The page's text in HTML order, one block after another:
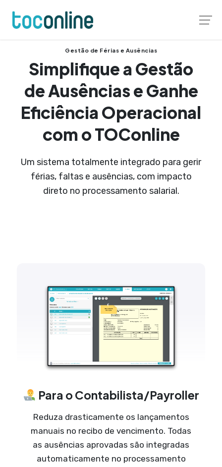
Gestão de Férias e Ausências
Simplifique a Gestão
de Ausências e Ganhe
Eficiência Operacional
com o TOConline
Um sistema totalmente integrado para gerir
férias, faltas e ausências, com impacto
direto no processamento salarial.
Para o Contabilista/Payroller
Reduza drasticamente os lançamentos
manuais no recibo de vencimento. Todas
as ausências aprovadas são integradas
automaticamente no processamento